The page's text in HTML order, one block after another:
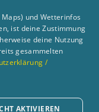
und Wetterinfos
ist deine Zustimmung
deine Nutzung
gesammelten
/
AKTIVIEREN